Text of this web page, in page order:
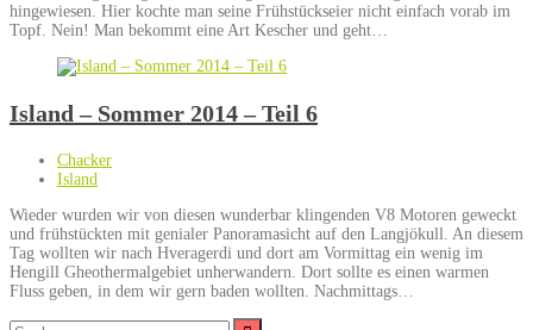
hingewiesen. Hier kochte man seine Frühstückseier nicht einfach vorab im
Topf. Nein! Man bekommt eine Art Kescher und geht…
Island – Sommer 2014 – Teil 6
Chacker
Island
Wieder wurden wir von diesen wunderbar klingenden V8 Motoren geweckt
und frühstückten mit genialer Panoramasicht auf den Langjökull. An diesem
Tag wollten wir nach Hveragerdi und dort am Vormittag ein wenig im
Hengill Gheothermalgebiet unherwandern. Dort sollte es einen warmen
Fluss geben, in dem wir gern baden wollten. Nachmittags…